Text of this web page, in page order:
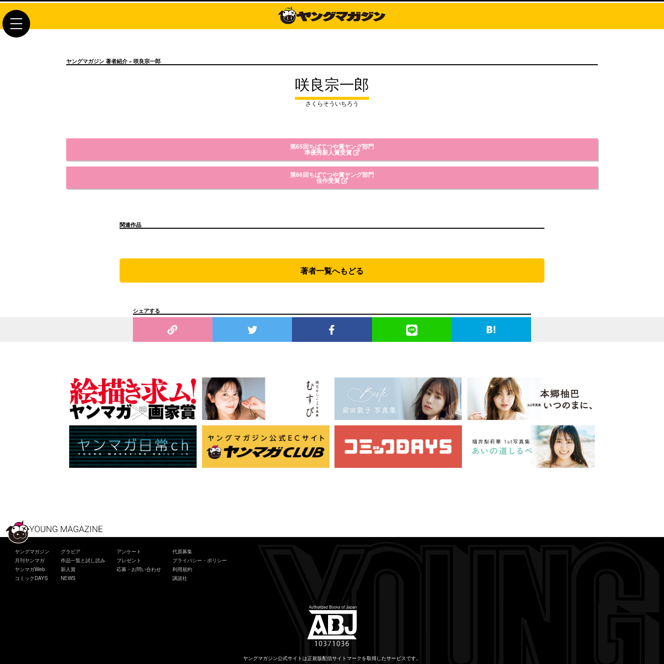
toggle
ヤングマガジン 著者紹介 » 咲良宗一郎
咲良宗一郎
さくらそういちろう
第65回ちばてつや賞ヤング部門
準優秀新人賞受賞
第66回ちばてつや賞ヤング部門
佳作受賞
関連作品
著者一覧へもどる
シェアする
ヤングマガジン
月刊ヤンマガ
ヤンマガWeb
コミックDAYS
グラビア
作品一覧と試し読み
新人賞
NEWS
アンケート
プレゼント
応募・お問い合わせ
代原募集
プライバシー・ポリシー
利用規約
講談社
ヤングマガジン公式サイトは正規版配信サイトマークを取得したサービスです。